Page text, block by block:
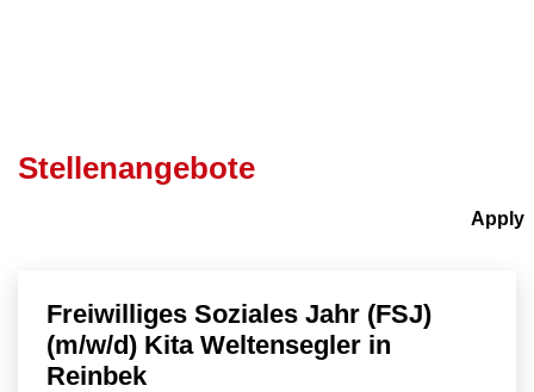
Stellenangebote
Freiwilliges Soziales Jahr (FSJ)
(m/w/d) Kita Weltensegler in
Reinbek